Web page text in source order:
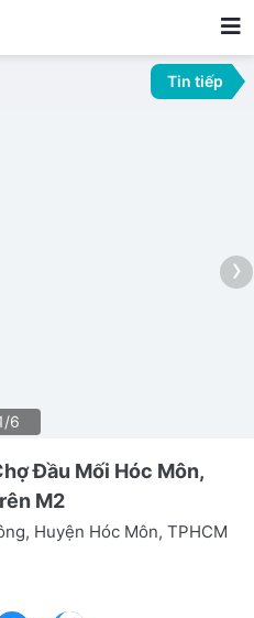
Tin tiếp
›
6
Đầu Mối Hóc Môn,
M2
Huyện Hóc Môn, TPHCM